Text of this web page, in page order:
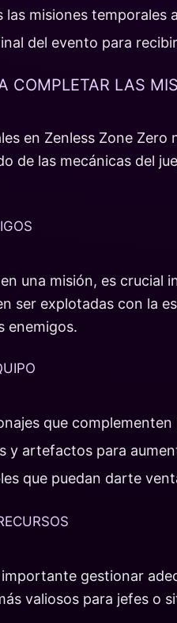
las misiones temporales
del evento para
COMPLETAR LAS
en Zenless Zone
de las mecánicas del
una misión, es crucial
ser explotadas con la
enemigos.
que
y artefactos para
que puedan darte
gestionar
valiosos para jefes o